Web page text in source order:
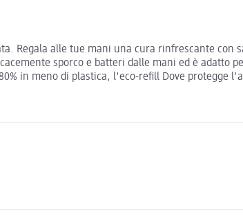
Regala alle tue mani una cura rinfrescante con
sporco e batteri dalle mani ed è adatto
in meno di plastica, l'eco-refill Dove protegge